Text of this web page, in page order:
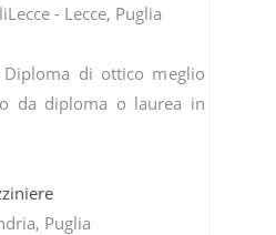
- Lecce, Puglia
Diploma di ottico meglio
da diploma o laurea in
Puglia